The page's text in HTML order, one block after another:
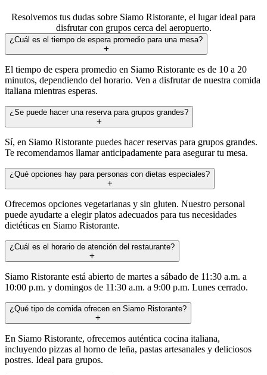
Resolvemos tus dudas sobre Siamo Ristorante, el lugar ideal para
disfrutar con grupos cerca del aeropuerto.
¿Cuál es el tiempo de espera promedio para una mesa?
El tiempo de espera promedio en Siamo Ristorante es de 10 a 20
minutos, dependiendo del horario. Ven a disfrutar de nuestra comida
italiana mientras esperas.
¿Se puede hacer una reserva para grupos grandes?
Sí, en Siamo Ristorante puedes hacer reservas para grupos grandes.
Te recomendamos llamar anticipadamente para asegurar tu mesa.
¿Qué opciones hay para personas con dietas especiales?
Ofrecemos opciones vegetarianas y sin gluten. Nuestro personal
puede ayudarte a elegir platos adecuados para tus necesidades
dietéticas en Siamo Ristorante.
¿Cuál es el horario de atención del restaurante?
Siamo Ristorante está abierto de martes a sábado de 11:30 a.m. a
10:00 p.m. y domingos de 11:30 a.m. a 9:00 p.m. Lunes cerrado.
¿Qué tipo de comida ofrecen en Siamo Ristorante?
En Siamo Ristorante, ofrecemos auténtica cocina italiana,
incluyendo pizzas al horno de leña, pastas artesanales y deliciosos
postres. Ideal para grupos.